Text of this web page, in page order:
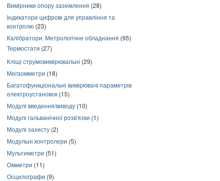
Вимірники опору заземлення (28)
Індикатори цифрові для управління та
контролю (23)
Калібратори. Метрологічне обладнання (95)
Термостати (27)
Кліщі струмовимірювальні (29)
Мегаомметри (18)
Багатофункціональні вимірювачі параметрів
електроустановок (15)
Модулі введення/виводу (10)
Модулі гальванічної розв'язки (1)
Модулі захисту (2)
Модульні контролери (5)
Мультиметри (51)
Омметри (11)
Осцилографи (9)